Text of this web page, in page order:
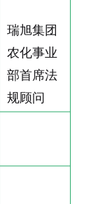
瑞旭集团
农化事业
部首席法
规顾问